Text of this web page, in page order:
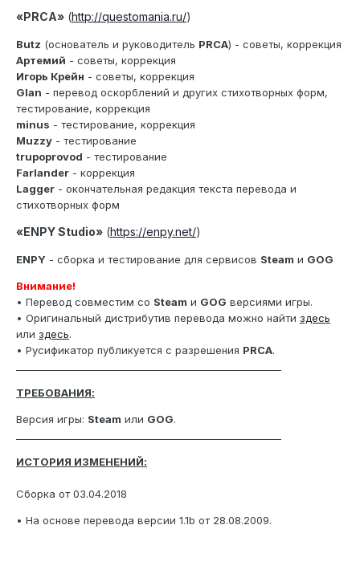
«PRCA» (http://questomania.ru/)
Butz (основатель и руководитель PRCA) - советы, коррекция
Артемий - советы, коррекция
Игорь Крейн - советы, коррекция
Glan - перевод оскорблений и других стихотворных форм,
тестирование, коррекция
minus - тестирование, коррекция
Muzzy - тестирование
trupoprovod - тестирование
Farlander - коррекция
Lagger - окончательная редакция текста перевода и
стихотворных форм
«ENPY Studio» (https://enpy.net/)
ENPY - сборка и тестирование для сервисов Steam и GOG
Внимание!
• Перевод совместим со Steam и GOG версиями игры.
• Оригинальный дистрибутив перевода можно найти здесь
или здесь.
• Русификатор публикуется с разрешения PRCA.
ТРЕБОВАНИЯ:
Версия игры: Steam или GOG.
ИСТОРИЯ ИЗМЕНЕНИЙ:
Сборка от 03.04.2018
• На основе перевода версии 1.1b от 28.08.2009.